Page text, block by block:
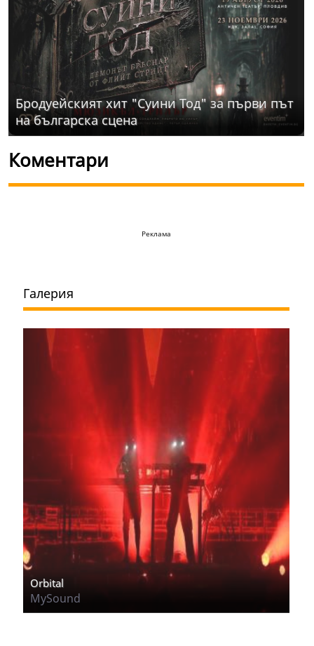
Бродуейският хит "Суини Тод" за първи път
на българска сцена
Коментари
Реклама
Галерия
Orbital
MySound